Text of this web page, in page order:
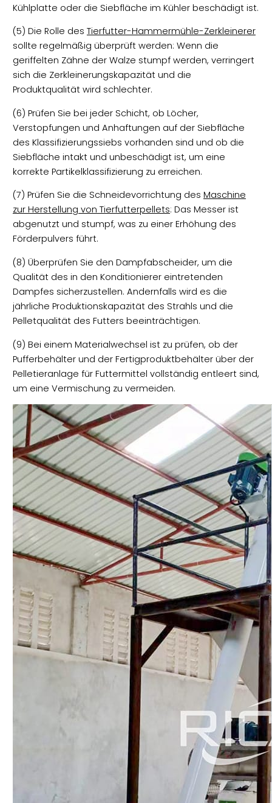
Kühlplatte oder die Siebfläche im Kühler beschädigt ist.
(5) Die Rolle des Tierfutter-Hammermühle-Zerkleinerer
sollte regelmäßig überprüft werden: Wenn die
geriffelten Zähne der Walze stumpf werden, verringert
sich die Zerkleinerungskapazität und die
Produktqualität wird schlechter.
(6) Prüfen Sie bei jeder Schicht, ob Löcher,
Verstopfungen und Anhaftungen auf der Siebfläche
des Klassifizierungssiebs vorhanden sind und ob die
Siebfläche intakt und unbeschädigt ist, um eine
korrekte Partikelklassifizierung zu erreichen.
(7) Prüfen Sie die Schneidevorrichtung des Maschine
zur Herstellung von Tierfutterpellets: Das Messer ist
abgenutzt und stumpf, was zu einer Erhöhung des
Förderpulvers führt.
(8) Überprüfen Sie den Dampfabscheider, um die
Qualität des in den Konditionierer eintretenden
Dampfes sicherzustellen. Andernfalls wird es die
jährliche Produktionskapazität des Strahls und die
Pelletqualität des Futters beeinträchtigen.
(9) Bei einem Materialwechsel ist zu prüfen, ob der
Pufferbehälter und der Fertigproduktbehälter über der
Pelletieranlage für Futtermittel vollständig entleert sind,
um eine Vermischung zu vermeiden.